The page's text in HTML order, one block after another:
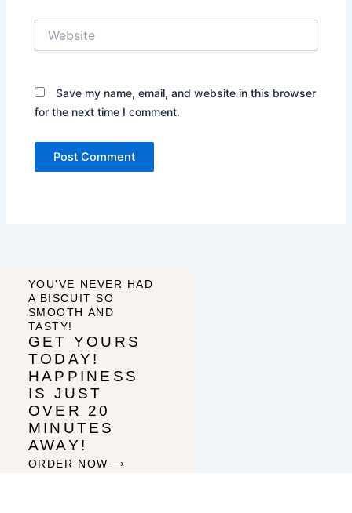
Save my name, email, and website in this browser
for the next time I comment.
YOU'VE NEVER HAD
A BISCUIT SO
SMOOTH AND
TASTY!
GET YOURS
TODAY!
HAPPINESS
IS JUST
OVER 20
MINUTES
AWAY!
ORDER NOW⟶